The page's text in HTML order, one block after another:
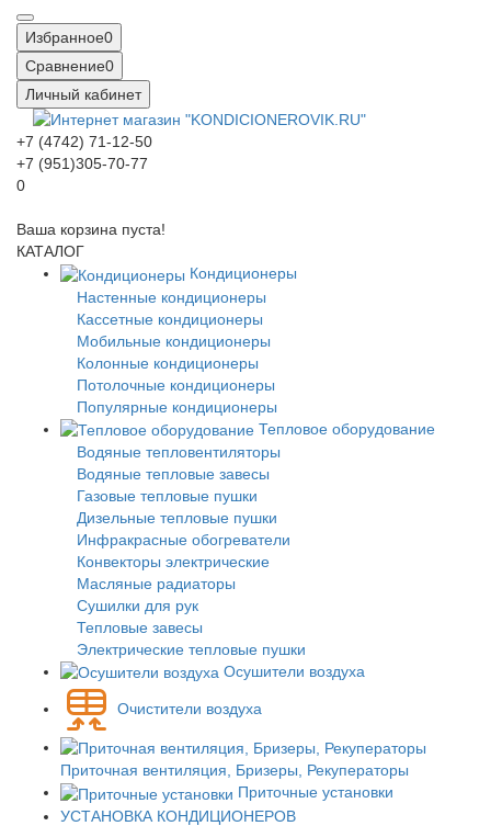
Избранное0
Сравнение0
Личный кабинет
+7 (4742) 71-12-50
+7 (951)305-70-77
0
Ваша корзина пуста!
КАТАЛОГ
Кондиционеры
Настенные кондиционеры
Кассетные кондиционеры
Мобильные кондиционеры
Колонные кондиционеры
Потолочные кондиционеры
Популярные кондиционеры
Тепловое оборудование
Водяные тепловентиляторы
Водяные тепловые завесы
Газовые тепловые пушки
Дизельные тепловые пушки
Инфракрасные обогреватели
Конвекторы электрические
Масляные радиаторы
Сушилки для рук
Тепловые завесы
Электрические тепловые пушки
Осушители воздуха
Очистители воздуха
Приточная вентиляция, Бризеры, Рекуператоры
Приточные установки
УСТАНОВКА КОНДИЦИОНЕРОВ